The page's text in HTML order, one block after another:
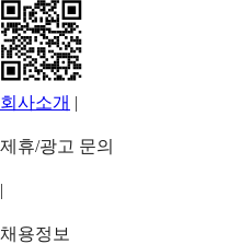
회사소개 |
제휴/광고 문의
|
채용정보